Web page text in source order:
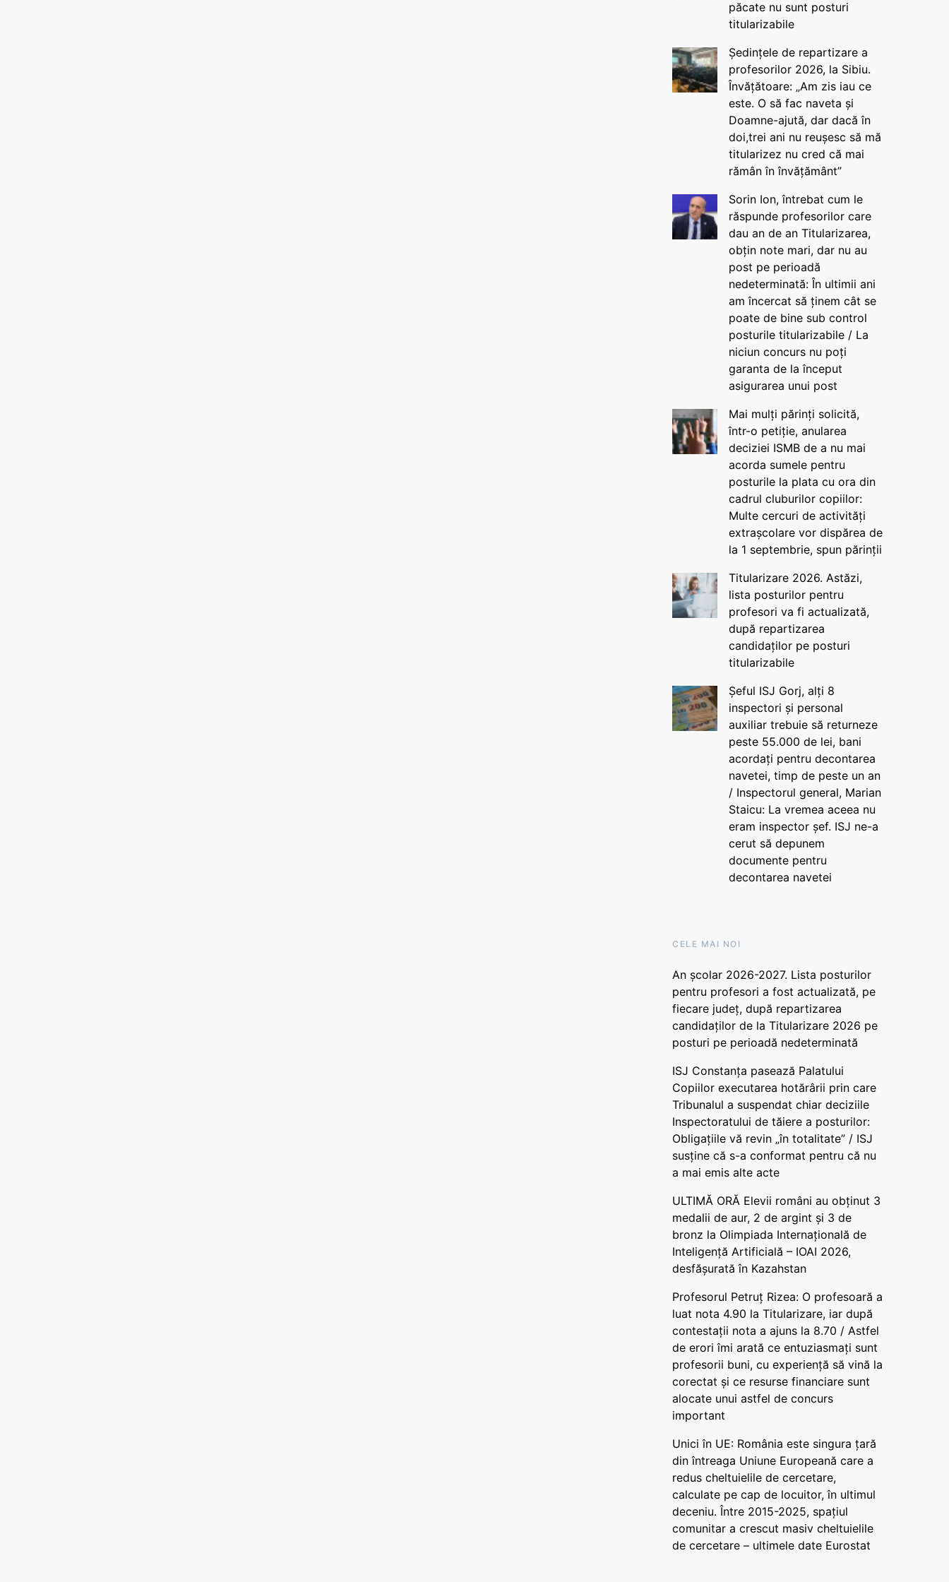
păcate nu sunt posturi
titularizabile
Ședințele de repartizare a
profesorilor 2026, la Sibiu.
Învățătoare: „Am zis iau ce
este. O să fac naveta și
Doamne-ajută, dar dacă în
doi,trei ani nu reușesc să mă
titularizez nu cred că mai
rămân în învățământ”
Sorin Ion, întrebat cum le
răspunde profesorilor care
dau an de an Titularizarea,
obțin note mari, dar nu au
post pe perioadă
nedeterminată: În ultimii ani
am încercat să ținem cât se
poate de bine sub control
posturile titularizabile / La
niciun concurs nu poți
garanta de la început
asigurarea unui post
Mai mulți părinți solicită,
într-o petiție, anularea
deciziei ISMB de a nu mai
acorda sumele pentru
posturile la plata cu ora din
cadrul cluburilor copiilor:
Multe cercuri de activități
extrașcolare vor dispărea de
la 1 septembrie, spun părinții
Titularizare 2026. Astăzi,
lista posturilor pentru
profesori va fi actualizată,
după repartizarea
candidaților pe posturi
titularizabile
Șeful ISJ Gorj, alți 8
inspectori și personal
auxiliar trebuie să returneze
peste 55.000 de lei, bani
acordați pentru decontarea
navetei, timp de peste un an
/ Inspectorul general, Marian
Staicu: La vremea aceea nu
eram inspector șef. ISJ ne-a
cerut să depunem
documente pentru
decontarea navetei
CELE MAI NOI
An școlar 2026-2027. Lista posturilor
pentru profesori a fost actualizată, pe
fiecare județ, după repartizarea
candidaților de la Titularizare 2026 pe
posturi pe perioadă nedeterminată
ISJ Constanța pasează Palatului
Copiilor executarea hotărârii prin care
Tribunalul a suspendat chiar deciziile
Inspectoratului de tăiere a posturilor:
Obligațiile vă revin „în totalitate” / ISJ
susține că s-a conformat pentru că nu
a mai emis alte acte
ULTIMĂ ORĂ Elevii români au obținut 3
medalii de aur, 2 de argint și 3 de
bronz la Olimpiada Internațională de
Inteligență Artificială – IOAI 2026,
desfășurată în Kazahstan
Profesorul Petruț Rizea: O profesoară a
luat nota 4.90 la Titularizare, iar după
contestații nota a ajuns la 8.70 / Astfel
de erori îmi arată ce entuziasmați sunt
profesorii buni, cu experiență să vină la
corectat și ce resurse financiare sunt
alocate unui astfel de concurs
important
Unici în UE: România este singura țară
din întreaga Uniune Europeană care a
redus cheltuielile de cercetare,
calculate pe cap de locuitor, în ultimul
deceniu. Între 2015-2025, spațiul
comunitar a crescut masiv cheltuielile
de cercetare – ultimele date Eurostat